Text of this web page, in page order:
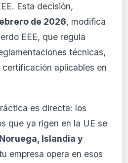
Ver planes
mi cuenta
· Cancela cuando quieras
Esta decisión,
de 2026, modifica
EEE, que regula
técnicas,
aplicables en
es directa: los
que ya rigen en la UE se
Noruega, Islandia y
empresa opera en esos